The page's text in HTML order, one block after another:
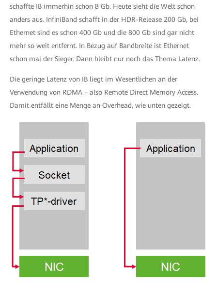
schaffte IB immerhin schon 8 Gb. Heute sieht die Welt schon
anders aus. InfiniBand schafft in der HDR-Release 200 Gb, bei
Ethernet sind es schon 400 Gb und die 800 Gb sind gar nicht
mehr so weit entfernt. In Bezug auf Bandbreite ist Ethernet
schon mal der Sieger. Dann bleibt nur noch das Thema Latenz.
Die geringe Latenz von IB liegt im Wesentlichen an der
Verwendung von RDMA – also Remote Direct Memory Access.
Damit entfällt eine Menge an Overhead, wie unten gezeigt.